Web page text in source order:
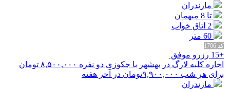
مازندران
تا 8 میهمان
2 اتاق خواب
60 متر
کد 1706
+15 رزرو موفق
اجاره کلبه لارگ در بهشهر با جکوزی دو نفره ۸,۵۰۰,۰۰۰ تومان
برای هر شب ۹,۹۰۰,۰۰۰تومان در آخر هفته
مازندران